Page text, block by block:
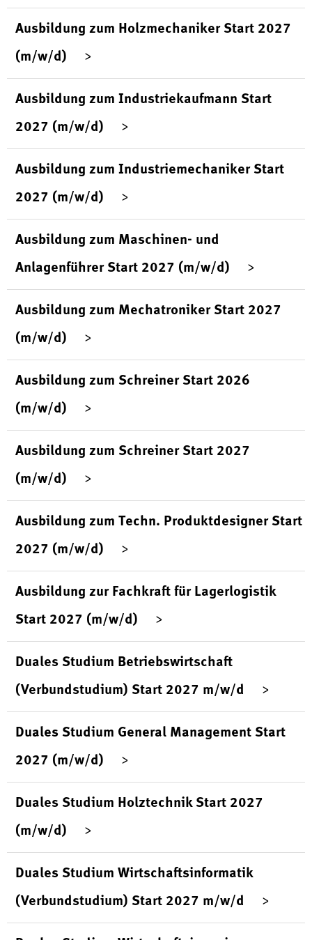
Ausbildung zum Holzmechaniker Start 2027
(m/w/d)
Ausbildung zum Industriekaufmann Start
2027 (m/w/d)
Ausbildung zum Industriemechaniker Start
2027 (m/w/d)
Ausbildung zum Maschinen- und
Anlagenführer Start 2027 (m/w/d)
Ausbildung zum Mechatroniker Start 2027
(m/w/d)
Ausbildung zum Schreiner Start 2026
(m/w/d)
Ausbildung zum Schreiner Start 2027
(m/w/d)
Ausbildung zum Techn. Produktdesigner Start
2027 (m/w/d)
Ausbildung zur Fachkraft für Lagerlogistik
Start 2027 (m/w/d)
Duales Studium Betriebswirtschaft
(Verbundstudium) Start 2027 m/w/d
Duales Studium General Management Start
2027 (m/w/d)
Duales Studium Holztechnik Start 2027
(m/w/d)
Duales Studium Wirtschaftsinformatik
(Verbundstudium) Start 2027 m/w/d